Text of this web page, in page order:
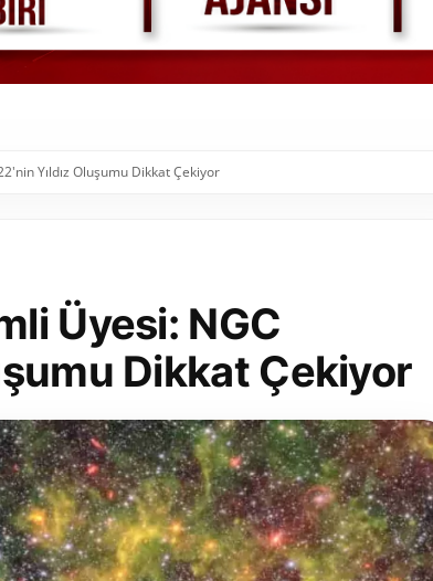
Yıldız Oluşumu Dikkat Çekiyor
Üyesi: NGC
Dikkat Çekiyor